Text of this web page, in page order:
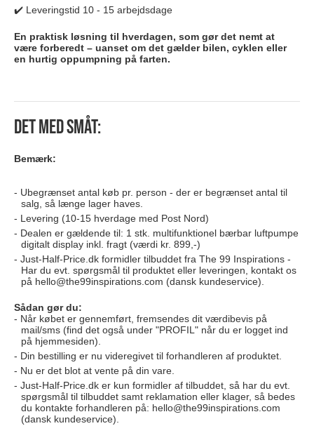
✔️ Leveringstid 10 - 15 arbejdsdage
En praktisk løsning til hverdagen, som gør det nemt at
være forberedt – uanset om det gælder bilen, cyklen eller
en hurtig oppumpning på farten.
Det med småt:
Bemærk:
Ubegrænset antal køb pr. person - der er begrænset antal til
salg, så længe lager haves.
Levering (10-15 hverdage med Post Nord)
Dealen er gældende til: 1 stk. multifunktionel bærbar luftpumpe
digitalt display inkl. fragt (værdi kr. 899,-)
Just-Half-Price.dk formidler tilbuddet fra The 99 Inspirations -
Har du evt. spørgsmål til produktet eller leveringen, kontakt os
på hello@the99inspirations.com (dansk kundeservice).
Sådan gør du:
Når købet er gennemført, fremsendes dit værdibevis på
mail/sms (find det også under "PROFIL" når du er logget ind
på hjemmesiden).
Din bestilling er nu videregivet til forhandleren af produktet.
Nu er det blot at vente på din vare.
Just-Half-Price.dk er kun formidler af tilbuddet, så har du evt.
spørgsmål til tilbuddet samt reklamation eller klager, så bedes
du kontakte forhandleren på: hello@the99inspirations.com
(dansk kundeservice).